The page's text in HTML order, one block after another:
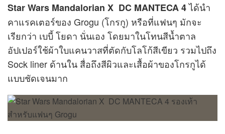
Star Wars Mandalorian X DC MANTECA 4ได้นำ
คาแรคเตอร์ของ Grogu (โกรกู) หรือที่แฟนๆ มักจะ
เรียกว่า เบบี้ โยดา นั่นเอง โดยมาในโทนสีน้ำตาล
อัปเปอร์ใช้ผ้าใบแคนวาสที่ตัดกับโลโก้สีเขียว รวมไปถึง
Sock liner ด้านใน สื่อถึงสีผิวและเสื้อผ้าของโกรกูได้
แบบชัดเจนมาก